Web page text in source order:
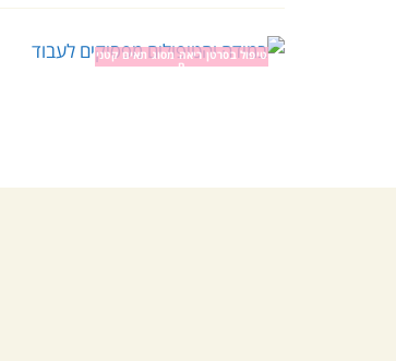
טיפול בסרטן ריאה מסוג תאים קטני
ם